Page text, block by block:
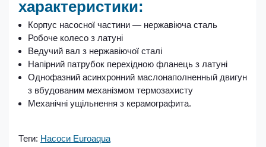
характеристики:
Корпус насосної частини — нержавіюча сталь
Робоче колесо з латуні
Ведучий вал з нержавіючої сталі
Напірний патрубок перехідною фланець з латуні
Однофазний асинхронний маслонаполненный двигун
з вбудованим механізмом термозахисту
Механічні ущільнення з керамографита.
Теги: Насоси Euroaqua